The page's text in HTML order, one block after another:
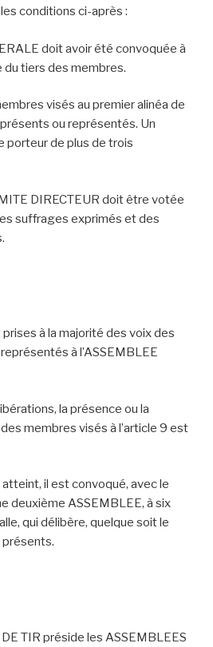
conditions ci-après :
doit avoir été convoquée à
tiers des membres.
visés au premier alinéa de
ou représentés. Un
porteur de plus de trois
DIRECTEUR doit être votée
suffrages exprimés et des
à la majorité des voix des
à l’ASSEMBLEE
la présence ou la
membres visés à l’article 9 est
atteint, il est convoqué, avec le
deuxième ASSEMBLEE, à six
qui délibère, quelque soit le
TIR préside les ASSEMBLEES